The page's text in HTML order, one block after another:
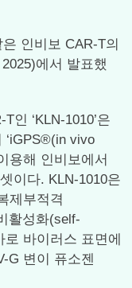
인비보 CAR-T의
에서 발표했
인 ‘KLN-1010’은
‘iGPS®(in vivo
용해 인비보에서
이다. KLN-1010은
제부적격
활성화(self-
바이러스 표면에
G 변이 퓨소젠